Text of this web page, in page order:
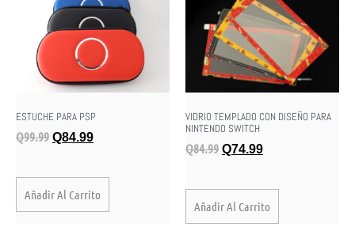
ESTUCHE PARA PSP
Q99.99 Q84.99
Añadir Al Carrito
VIDRIO TEMPLADO CON DISEÑO PARA
NINTENDO SWITCH
Q84.99 Q74.99
Añadir Al Carrito